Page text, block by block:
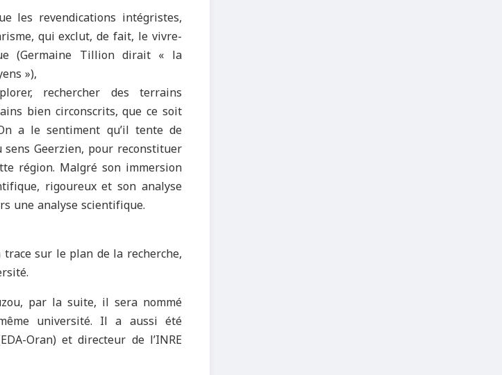
les revendications intégristes,
qui exclut, de fait, le vivre-
(Germaine Tillion dirait « la
»),
rechercher des terrains
bien circonscrits, que ce soit
a le sentiment qu’il tente de
Geerzien, pour reconstituer
région. Malgré son immersion
rigoureux et son analyse
une analyse scientifique.
sur le plan de la recherche,
par la suite, il sera nommé
université. Il a aussi été
Oran) et directeur de l’INRE